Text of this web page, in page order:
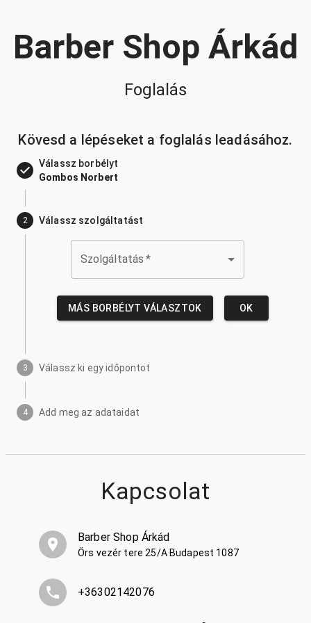
Barber Shop Árkád
Foglalás
Kövesd a lépéseket a foglalás leadásához.
Válassz borbélyt
Gombos Norbert
2 Válassz szolgáltatást
Szolgáltatás *
MÁS BORBÉLYT VÁLASZTOK OK
3 Válassz ki egy időpontot
4 Add meg az adataidat
Kapcsolat
Barber Shop Árkád
Örs vezér tere 25/A Budapest 1087
+36302142076